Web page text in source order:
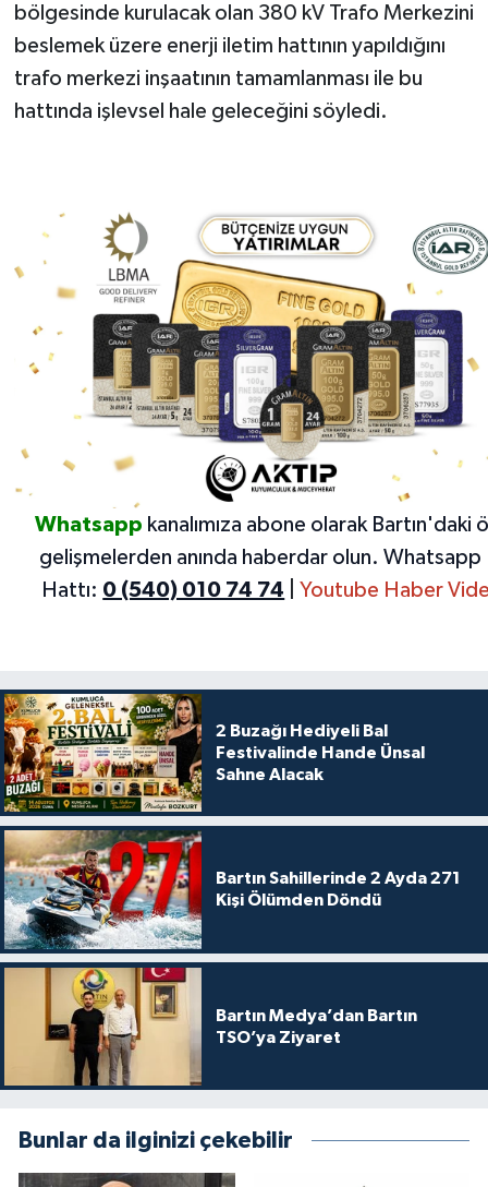
bölgesinde kurulacak olan 380 kV Trafo Merkezini
beslemek üzere enerji iletim hattının yapıldığını
trafo merkezi inşaatının tamamlanması ile bu
hattında işlevsel hale geleceğini söyledi.
Whatsapp kanalımıza abone olarak Bartın'daki
gelişmelerden anında haberdar olun. Whatsapp
Hattı: 0 (540) 010 74 74 Youtube Haber
2 Buzağı Hediyeli Bal
Festivalinde Hande Ünsal
Sahne Alacak
Bartın Sahillerinde 2 Ayda 271
Kişi Ölümden Döndü
Bartın Medya’dan Bartın
TSO’ya Ziyaret
Bunlar da ilginizi çekebilir